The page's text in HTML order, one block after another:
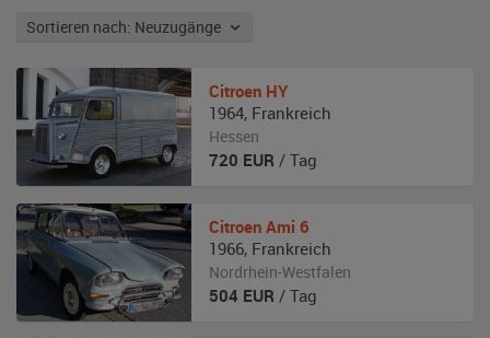
Sortieren nach: Neuzugänge
Citroen HY
1964, Frankreich
Hessen
720 EUR / Tag
Citroen Ami 6
1966, Frankreich
Nordrhein-Westfalen
504 EUR / Tag